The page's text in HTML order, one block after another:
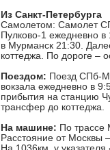
Из Санкт-Петербурга
Самолетом: Самолет
Пулково-1 ежедневно
в Мурманск 21:30.
коттеджа. По дороге –
Поездом: Поезд СПб-
вокзала ежедневно в
прибытия на станцию
трансфер до коттеджа.
На машине: По трассе
Расстояние от Москвы